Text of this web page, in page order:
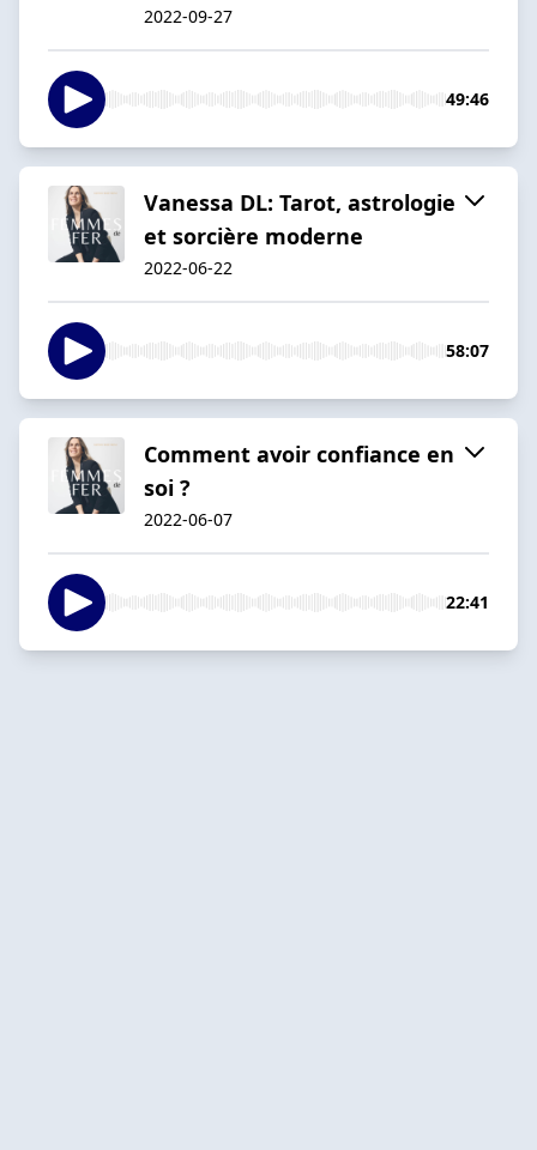
2022-09-27
49:46
Vanessa DL: Tarot, astrologie
et sorcière moderne
2022-06-22
58:07
Comment avoir confiance en
soi ?
2022-06-07
22:41